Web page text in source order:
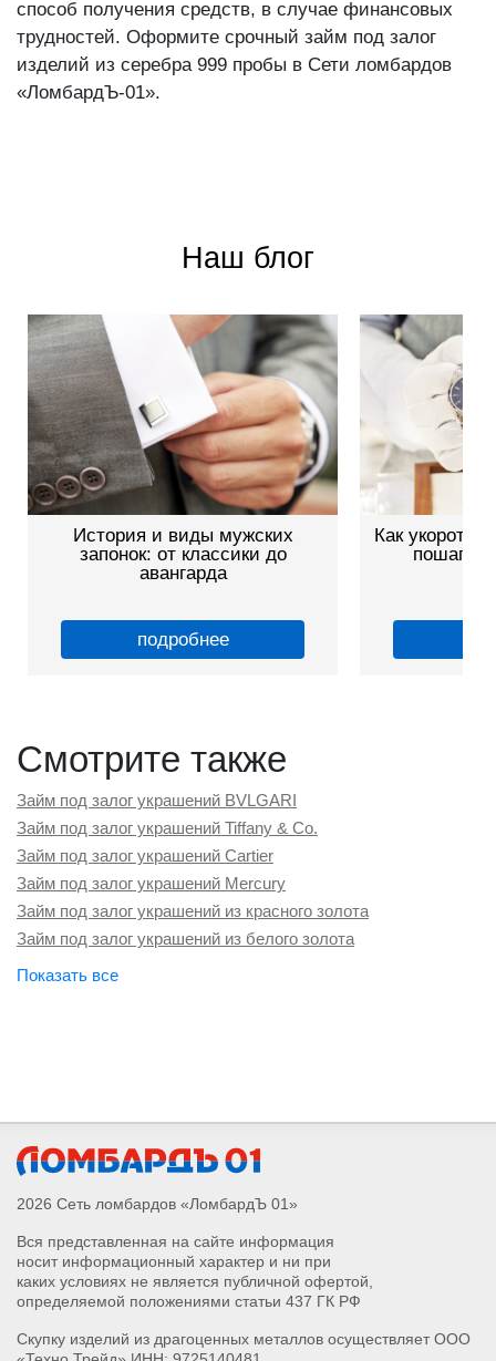
способ получения средств, в случае финансовых
трудностей. Оформите срочный займ под залог
изделий из серебра 999 пробы в Сети ломбардов
«ЛомбардЪ-01».
Наш блог
История и виды мужских
запонок: от классики до
авангарда
подробнее
Как
Смотрите также
Займ под залог украшений BVLGARI
Займ под залог украшений Tiffany & Co.
Займ под залог украшений Cartier
Займ под залог украшений Mercury
Займ под залог украшений из красного золота
Займ под залог украшений из белого золота
Займ под залог золотых коронок
Займ под залог серебряных монет
Займ под залог серебра 999 пробы
Займ под залог серебра 900 пробы
Займ под залог серебра 925 пробы
Займ под залог серебра 875 пробы
Займ под залог серебра 800 пробы
2026 Сеть ломбардов «ЛомбардЪ 01»
Вся представленная на сайте информация
носит информационный характер и ни при
каких условиях не является публичной офертой,
определяемой положениями статьи 437 ГК РФ
Скупку изделий из драгоценных металлов осуществляет ООО